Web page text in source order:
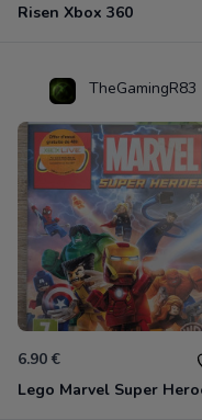
Risen Xbox 360
TheGamingR83
6.90 €